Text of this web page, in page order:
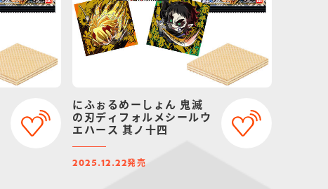
にふぉるめーしょん 鬼滅
の刃ディフォルメシールウ
エハース 其ノ十四
2025.12.22発売